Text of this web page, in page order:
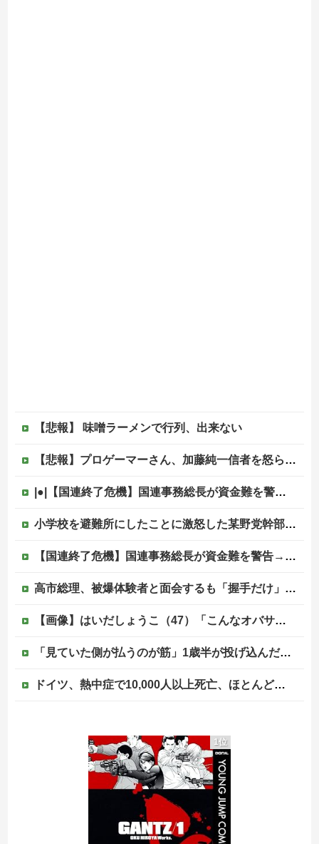
【悲報】 味噌ラーメンで行列、出来ない
【悲報】プロゲーマーさん、加藤純一信者を怒らせてしまった結果、好き嫌い5位にwwwwwwww
|●|【国連終了危機】国連事務総長が資金難を警告→未払い額を見た世界3位負担の日本側から厳しい声→では誰が払っていないのか言え
小学校を避難所にしたことに激怒した某野党幹部、僅か3文字で論破される偉業を達成してしまい……
【国連終了危機】国連事務総長が資金難を警告→未払い額を見た世界3位負担の日本側から厳しい声→では誰が払っていないのか言え他
高市総理、被爆体験者と面会するも「握手だけ」←何のために会うんだよ…
【画像】はいだしょうこ（47）「こんなオバサンでいいの…？」
「見ていた側が払うのが筋」1歳半が投げ込んだ12万円のスマホ、半額提示した母親は冷たい？
ドイツ、熱中症で10,000人以上死亡、ほとんどがお前らと同年代で若者は元気
ジャンポケ斎藤と代理人のやりとり、「地獄すぎて完全にコントになってる……」と衝撃を受ける人が続出中
中国人による密漁が止まらない
1位